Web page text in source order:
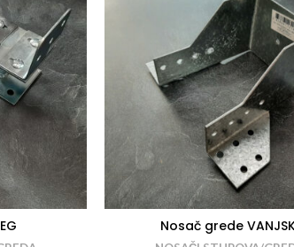
Nosač grede